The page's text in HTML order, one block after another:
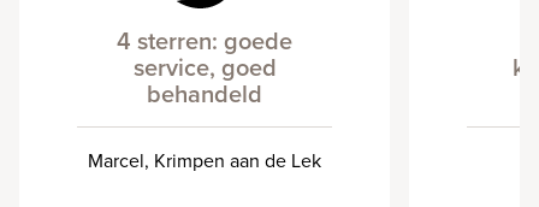
4 sterren: goede
service, goed
behandeld
Marcel, Krimpen aan de Lek